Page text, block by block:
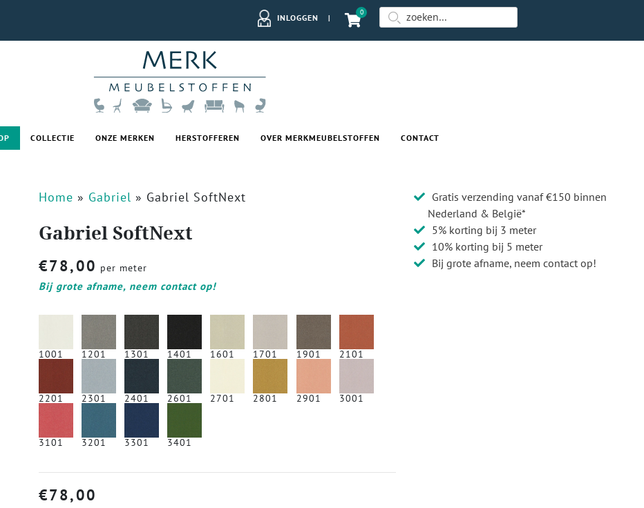
INLOGGEN |
0
COLLECTIE ONZE MERKEN HERSTOFFEREN OVER MERKMEUBELSTOFFEN CONTACT
Home » Gabriel » Gabriel SoftNext
Gabriel SoftNext
€78,00 per meter
Bij grote afname, neem contact op!
1001 1201 1301 1401 1601 1701 1901 2101
2201 2301 2401 2601 2701 2801 2901 3001
3101 3201 3301 3401
€78,00
Gratis verzending vanaf €150 binnen
Nederland & België*
5% korting bij 3 meter
10% korting bij 5 meter
Bij grote afname, neem contact op!